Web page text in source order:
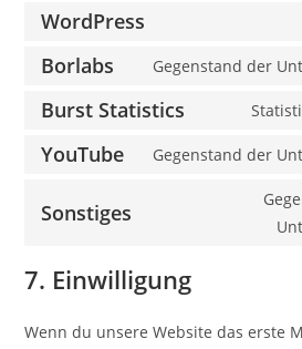
WordPress
Borlabs Gegenstand der
Burst Statistics
YouTube Gegenstand der
Sonstiges
7. Einwilligung
Wenn du unsere Website das erste